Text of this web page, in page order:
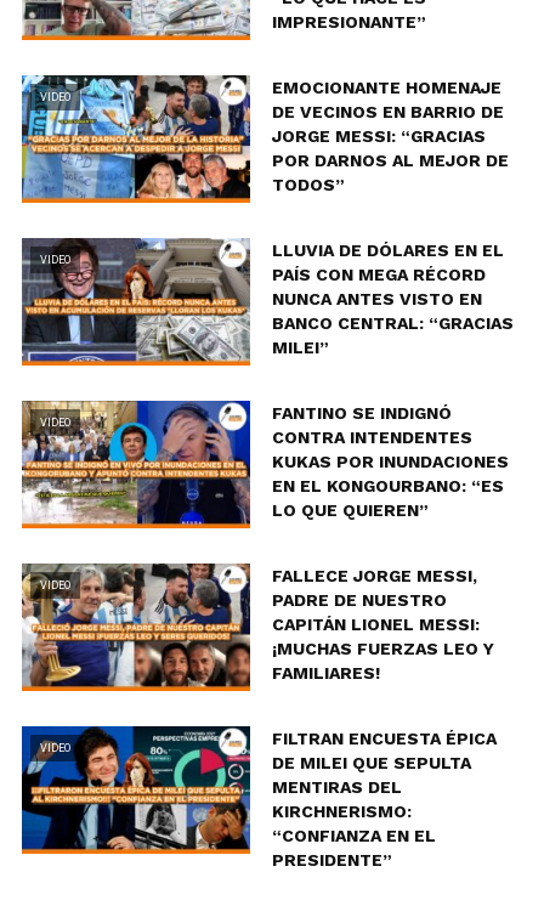
IMPRESIONANTE”
VIDEO
EMOCIONANTE HOMENAJE
DE VECINOS EN BARRIO DE
JORGE MESSI: “GRACIAS
POR DARNOS AL MEJOR DE
TODOS”
VIDEO
LLUVIA DE DÓLARES EN EL
PAÍS CON MEGA RÉCORD
NUNCA ANTES VISTO EN
BANCO CENTRAL: “GRACIAS
MILEI”
VIDEO
FANTINO SE INDIGNÓ
CONTRA INTENDENTES
KUKAS POR INUNDACIONES
EN EL KONGOURBANO: “ES
LO QUE QUIEREN”
VIDEO
FALLECE JORGE MESSI,
PADRE DE NUESTRO
CAPITÁN LIONEL MESSI:
¡MUCHAS FUERZAS LEO Y
FAMILIARES!
VIDEO
FILTRAN ENCUESTA ÉPICA
DE MILEI QUE SEPULTA
MENTIRAS DEL
KIRCHNERISMO:
“CONFIANZA EN EL
PRESIDENTE”